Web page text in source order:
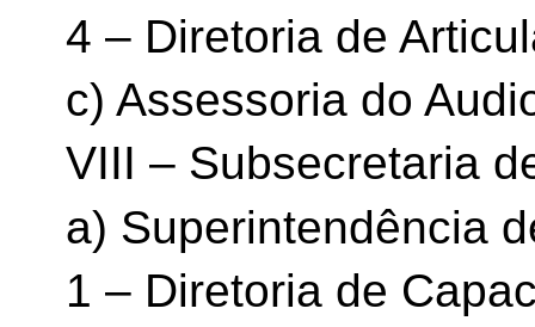
4 – Diretoria de
c) Assessoria do
VIII – Subsecretaria
a) Superintendência
1 – Diretoria de